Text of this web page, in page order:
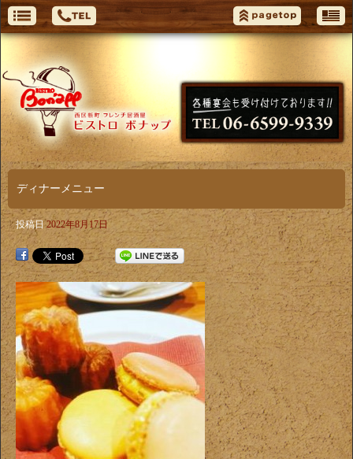
ディナーメニュー
投稿日 2022年8月17日